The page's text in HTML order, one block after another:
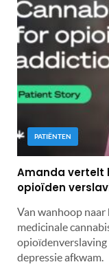
PATIËNTEN
Amanda vertelt
opioïden
Van wanhoop
medicinale
opioïdenverslaving
depressie afkwam.